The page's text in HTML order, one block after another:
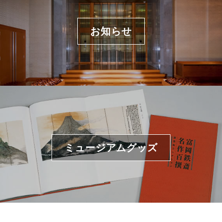
お知らせ
ミュージアムグッズ